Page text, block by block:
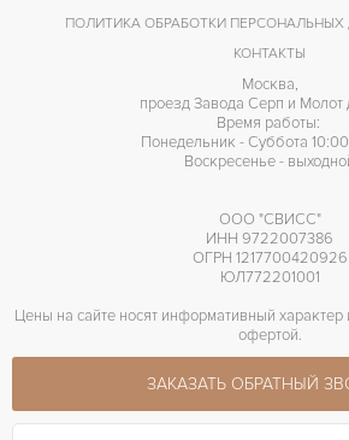
ПОЛИТИКА ОБРАБОТКИ
КОНТАКТЫ
Москва,
проезд Завода Серп и Молот
Время работы:
Понедельник - Суббота
Воскресенье -
ООО "СВИСС"
ИНН 9722007386
ОГРН 1217700420926
ЮЛ772201001
Цены на сайте носят информативный
офертой.
ЗАКАЗАТЬ ОБРАТНЫЙ